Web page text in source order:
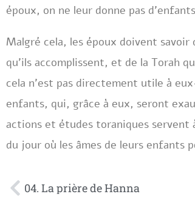
époux, on ne leur donne pas
Malgré cela, les époux doivent
qu’ils accomplissent, et de la Torah
cela n’est pas directement utile à
enfants, qui, grâce à eux, seront
actions et études toraniques servent
du jour où les âmes de leurs enfants
04. La prière de Hanna